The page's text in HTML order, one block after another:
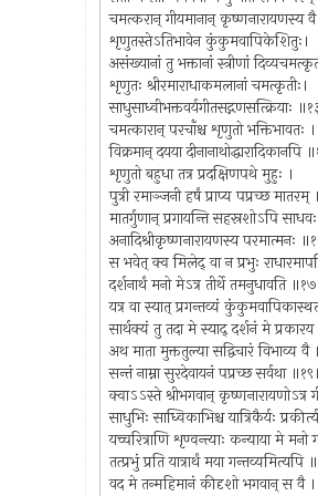
चमत्करान् गीयमानान् कृष्णनारायणस्य
शृणुतस्तेऽतिभावेन कुंकुमवापिकेशितुः।
असंख्यानां तु भक्तानां स्त्रीणां
शृणुतः श्रीरमाराधाकमलानां चमत्कृतीः।
साधुसाध्वीभक्तवर्यगीतसद्गणसत्क्रियाः
चमत्कारान् परचाँश्च शृणुतो भक्तिभावतः ।
विक्रमान् दयया दीनानाथोद्धारादिकानपि
शृणुतो बहुधा तत्र प्रदक्षिणपथे मुहुः ।
पुत्री रमाञ्जनी हर्षं प्राप्य पप्रच्छ
मातर्गुणान् प्रगायन्ति सहस्रशोऽपि
अनादिश्रीकृष्णनारायणस्य परमात्मनः
स भवेत् क्व मिलेद् वा न प्रभुः
दर्शनार्थं मनो मेऽत्र तीर्थे तमनुधावति
यत्र वा स्यात् प्रगन्तव्यं
सार्थक्यं तु तदा मे स्याद् दर्शनं मे
अथ माता मुक्ततुल्या सद्विचारं विभाव्य वै ।
सन्तं नाम्ना सुरदेवायनं पप्रच्छ सर्वथा
क्वाऽऽस्ते श्रीभगवान् कृष्णनारायणोऽत्र
साधुभिः साध्विकाभिश्च यात्रिकैर्यः
यच्चरित्राणि शृण्वन्त्याः कन्याया मे मनो
तत्प्रभुं प्रति यात्रार्थं मया गन्तव्यमित्यपि
वद मे तन्महिमानं कीदृशो भगवान् स वै ।